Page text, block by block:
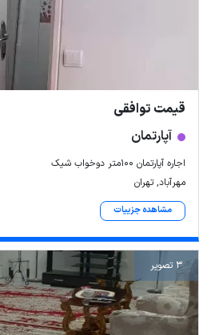
قیمت توافقی
آپارتمان
اجاره آپارتمان ۱۰۰متر دوخواب شیک
مهرآباد, تهران
مشاهده جزییات
3 تصویر